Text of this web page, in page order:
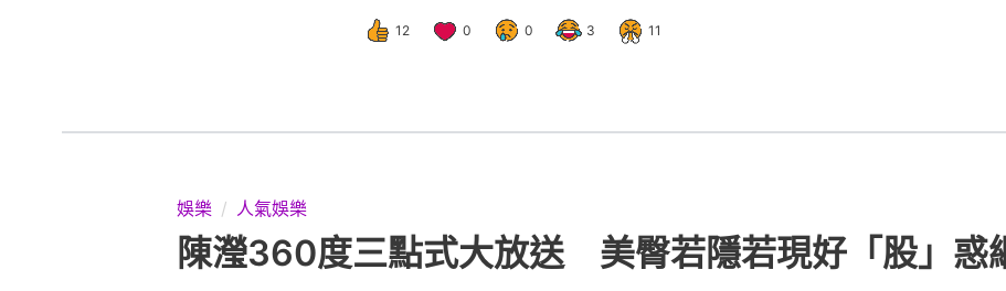
12 0 0 3 11
娛樂 人氣娛樂
陳瀅360度三點式大放送 美臀若隱若現好「股」惑